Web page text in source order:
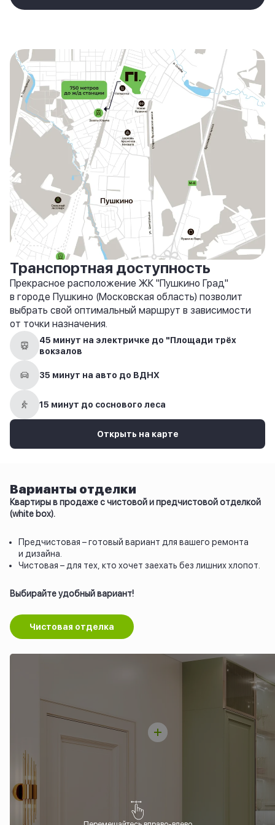
Транспортная доступность
Прекрасное расположение ЖК "Пушкино Град"
в городе Пушкино (Московская область) позволит
выбрать свой оптимальный маршрут в зависимости
от точки назначения.
45 минут на электричке до "Площади трёх
вокзалов
35 минут на авто до ВДНХ
15 минут до соснового леса
Открыть на карте
Варианты отделки
Квартиры в продаже с чистовой и предчистовой отделкой
(white box).
Предчистовая – готовый вариант для вашего ремонта
и дизайна.
Чистовая – для тех, кто хочет заехать без лишних хлопот.
Выбирайте удобный вариант!
Чистовая отделка